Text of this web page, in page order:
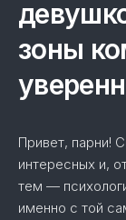
зоны
Привет, парни!
интересных и,
тем —
именно с той